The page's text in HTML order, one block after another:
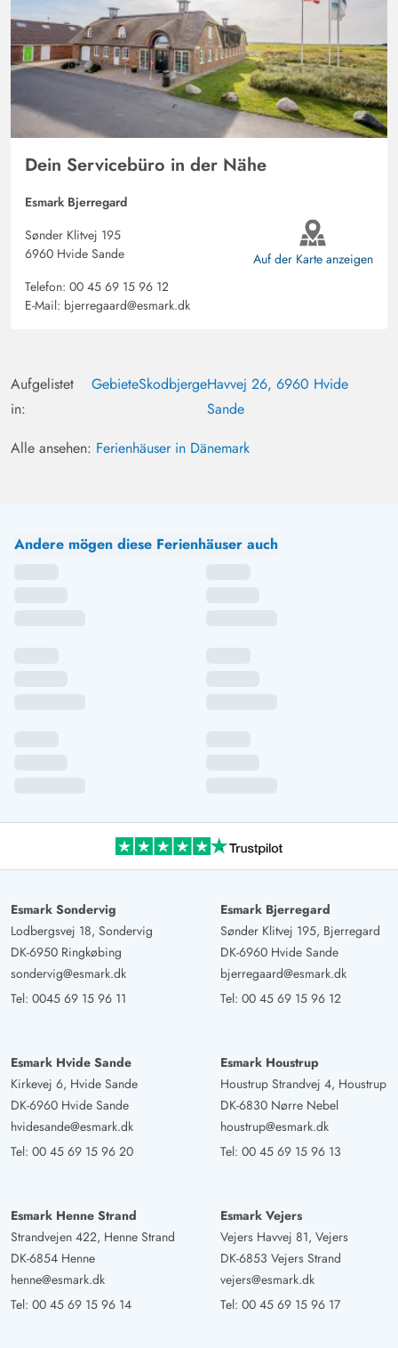
gut ausgestattet. Mit sechs Personen könnte es jedoch
etwas eng werden.
Dein Servicebüro in der Nähe
Esmark Bjerregard
Sønder Klitvej 195
6960 Hvide Sande
Telefon: 00 45 69 15 96 12
E-Mail: bjerregaard@esmark.dk
Auf der Karte anzeigen
Aufgelistet
in:
GebieteSkodbjergeHavvej 26, 6960 Hvide
Sande
Alle ansehen: Ferienhäuser in Dänemark
Andere mögen diese Ferienhäuser auch
Esmark Sondervig
Lodbergsvej 18, Sondervig
DK-6950 Ringkøbing
sondervig@esmark.dk
Tel: 0045 69 15 96 11
Esmark Bjerregard
Sønder Klitvej 195, Bjerregard
DK-6960 Hvide Sande
bjerregaard@esmark.dk
Tel: 00 45 69 15 96 12
Esmark Hvide Sande
Kirkevej 6, Hvide Sande
DK-6960 Hvide Sande
hvidesande@esmark.dk
Tel: 00 45 69 15 96 20
Esmark Houstrup
Houstrup Strandvej 4, Houstrup
DK-6830 Nørre Nebel
houstrup@esmark.dk
Tel: 00 45 69 15 96 13
Esmark Henne Strand
Strandvejen 422, Henne Strand
DK-6854 Henne
henne@esmark.dk
Tel: 00 45 69 15 96 14
Esmark Vejers
Vejers Havvej 81, Vejers
DK-6853 Vejers Strand
vejers@esmark.dk
Tel: 00 45 69 15 96 17